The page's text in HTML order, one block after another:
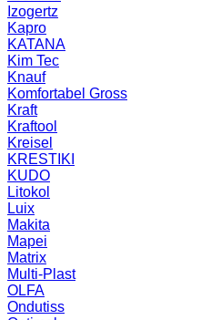
Izogertz
Kapro
KATANA
Kim Tec
Knauf
Komfortabel Gross
Kraft
Kraftool
Kreisel
KRESTIKI
KUDO
Litokol
Luix
Makita
Mapei
Matrix
Multi-Plast
OLFA
Ondutiss